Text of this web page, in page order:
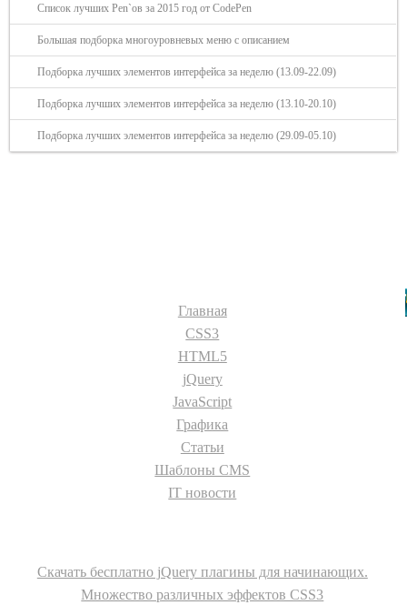
Список лучших Pen`ов за 2015 год от CodePen
Большая подборка многоуровневых меню с описанием
Подборка лучших элементов интерфейса за неделю (13.09-22.09)
Подборка лучших элементов интерфейса за неделю (13.10-20.10)
Подборка лучших элементов интерфейса за неделю (29.09-05.10)
Главная
CSS3
HTML5
jQuery
JavaScript
Графика
Статьи
Шаблоны CMS
IT новости
Скачать бесплатно jQuery плагины для начинающих.
Множество различных эффектов CSS3